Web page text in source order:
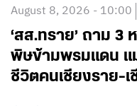
August 8, 2026 - 10:00
‘สส.ทราย’ ถาม 3
พิษข้ามพรมแดน แ
ชีวิตคนเชียงราย-เ